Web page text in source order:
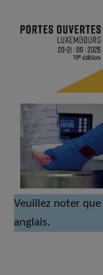
Veuillez noter que
anglais.